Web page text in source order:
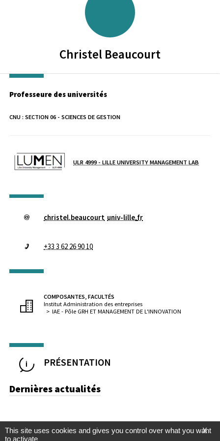
Christel Beaucourt
Professeure des universités
CNU : SECTION 06 - SCIENCES DE GESTION
ULR 4999 - LILLE UNIVERSITY MANAGEMENT LAB
christel.beaucourt univ-lille.fr
+33 3 62 26 90 10
COMPOSANTES, FACULTÉS
Institut Administration des entreprises
IAE - Pôle GRH ET MANAGEMENT DE L'INNOVATION
PRÉSENTATION
Dernières actualités
X
This site uses cookies and gives you control over what you want
to activate